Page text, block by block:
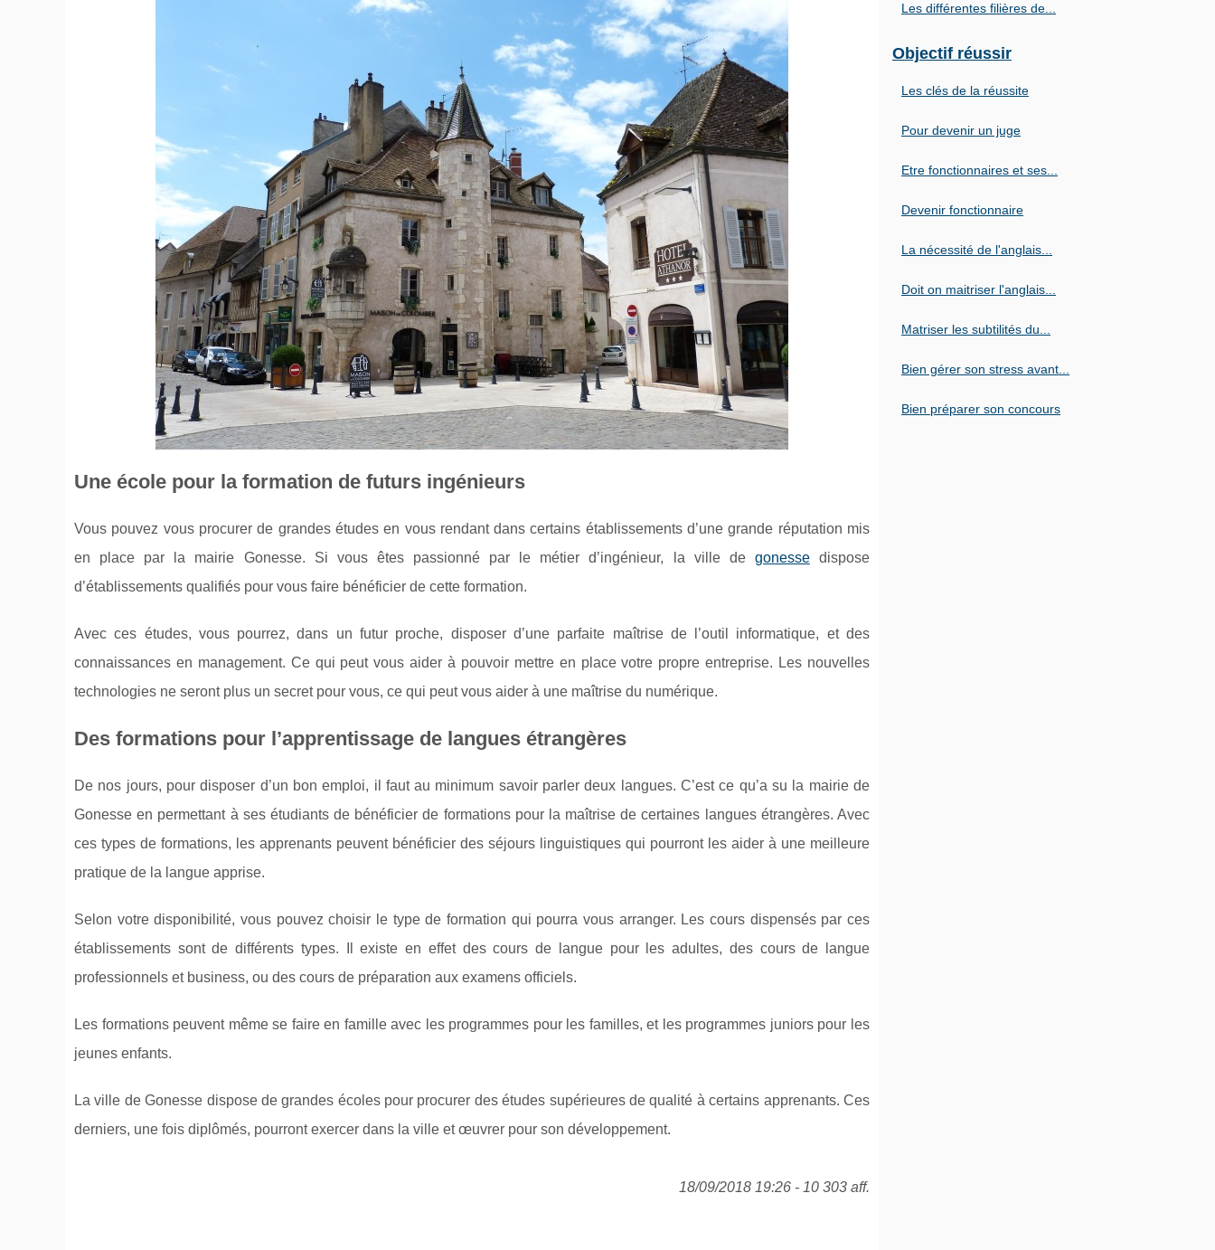
Une école pour la formation de futurs ingénieurs
Vous pouvez vous procurer de grandes études en vous rendant dans certains établissements d’une grande réputation mis
en place par la mairie Gonesse. Si vous êtes passionné par le métier d’ingénieur, la ville de gonessedispose
d’établissements qualifiés pour vous faire bénéficier de cette formation.
Avec ces études, vous pourrez, dans un futur proche, disposer d’une parfaite maîtrise de l’outil informatique, et des
connaissances en management. Ce qui peut vous aider à pouvoir mettre en place votre propre entreprise. Les nouvelles
technologies ne seront plus un secret pour vous, ce qui peut vous aider à une maîtrise du numérique.
Des formations pour l’apprentissage de langues étrangères
De nos jours, pour disposer d’un bon emploi, il faut au minimum savoir parler deux langues. C’est ce qu’a su la mairie de
Gonesse en permettant à ses étudiants de bénéficier de formations pour la maîtrise de certaines langues étrangères. Avec
ces types de formations, les apprenants peuvent bénéficier des séjours linguistiques qui pourront les aider à une meilleure
pratique de la langue apprise.
Selon votre disponibilité, vous pouvez choisir le type de formation qui pourra vous arranger. Les cours dispensés par ces
établissements sont de différents types. Il existe en effet des cours de langue pour les adultes, des cours de langue
professionnels et business, ou des cours de préparation aux examens officiels.
Les formations peuvent même se faire en famille avec les programmes pour les familles, et les programmes juniors pour les
jeunes enfants.
La ville de Gonesse dispose de grandes écoles pour procurer des études supérieures de qualité à certains apprenants. Ces
derniers, une fois diplômés, pourront exercer dans la ville et œuvrer pour son développement.
18/09/2018 19:26 - 10 303 aff.
Les différentes filières de...
Objectif réussir
Les clés de la réussite
Pour devenir un juge
Etre fonctionnaires et ses...
Devenir fonctionnaire
La nécessité de l'anglais...
Doit on maitriser l'anglais...
Matriser les subtilités du...
Bien gérer son stress avant...
Bien préparer son concours